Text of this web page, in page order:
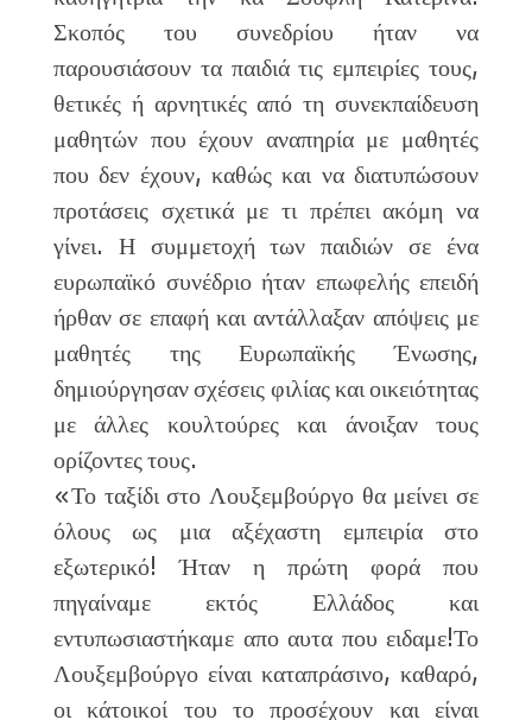
Σκοπός του συνεδρίου ήταν να
παρουσιάσουν τα παιδιά τις εμπειρίες τους,
θετικές ή αρνητικές από τη συνεκπαίδευση
μαθητών που έχουν αναπηρία με μαθητές
που δεν έχουν, καθώς και να διατυπώσουν
προτάσεις σχετικά με τι πρέπει ακόμη να
γίνει. Η συμμετοχή των παιδιών σε ένα
ευρωπαϊκό συνέδριο ήταν επωφελής επειδή
ήρθαν σε επαφή και αντάλλαξαν απόψεις με
μαθητές της Ευρωπαϊκής Ένωσης,
δημιούργησαν σχέσεις φιλίας και οικειότητας
με άλλες κουλτούρες και άνοιξαν τους
ορίζοντες τους.
«Το ταξίδι στο Λουξεμβούργο θα μείνει σε
όλους ως μια αξέχαστη εμπειρία στο
εξωτερικό! Ήταν η πρώτη φορά που
πηγαίναμε εκτός Ελλάδος και
εντυπωσιαστήκαμε απο αυτα που ειδαμε!Το
Λουξεμβούργο είναι καταπράσινο, καθαρό,